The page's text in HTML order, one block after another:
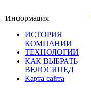
Информация
ИСТОРИЯ
КОМПАНИИ
ТЕХНОЛОГИИ
КАК ВЫБРАТЬ
ВЕЛОСИПЕД
Карта сайта